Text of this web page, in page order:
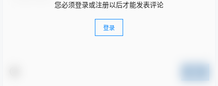
您必须登录或注册以后才能发表评论
登录